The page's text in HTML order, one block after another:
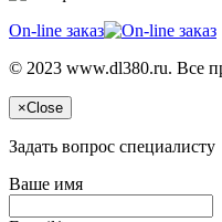
On-line заказ
© 2023 www.dl380.ru. Все
×Close
Задать вопрос специалисту
Ваше имя